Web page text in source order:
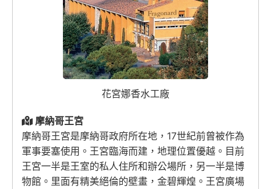
花宮娜香水工廠
摩納哥王宮
摩納哥王宮是摩納哥政府所在地，17世紀前曾被作為
軍事要塞使用。王宮臨海而建，地理位置優越。目前
王宮一半是王室的私人住所和辦公場所，另一半是博
物館。里面有精美絕倫的壁畫，金碧輝煌。王宮廣場